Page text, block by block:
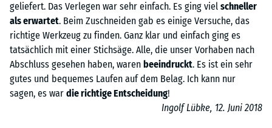
geliefert. Das Verlegen war sehr einfach. Es ging viel schneller
als erwartet. Beim Zuschneiden gab es einige Versuche, das
richtige Werkzeug zu finden. Ganz klar und einfach ging es
tatsächlich mit einer Stichsäge. Alle, die unser Vorhaben nach
Abschluss gesehen haben, waren beeindruckt. Es ist ein sehr
gutes und bequemes Laufen auf dem Belag. Ich kann nur
sagen, es war die richtige Entscheidung!
Ingolf Lübke, 12. Juni 2018